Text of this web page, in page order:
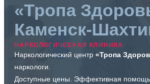
«Тропа
Каменск-
НАРКОЛОГИЧЕСКАЯ КЛИНИКА
Наркологический центр «Тропа
наркологи.
Доступные цены. Эффективная